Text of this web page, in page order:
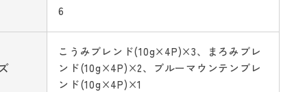
6
こうみブレンド(10g×4P)×3、まろみブレ
ンド(10g×4P)×2、ブルーマウンテンブレ
ンド(10g×4P)×1